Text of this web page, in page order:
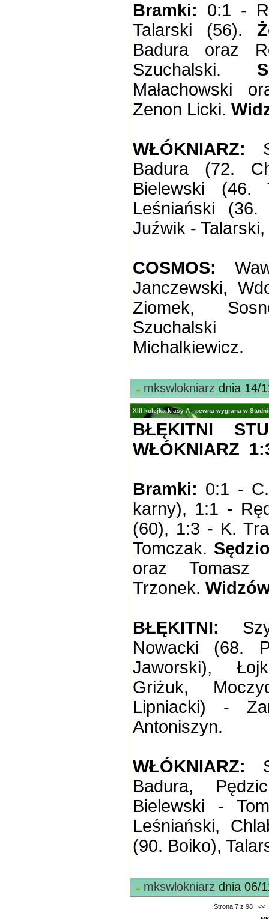
Bramki: 0:1 -
Talarski (56).
Badura oraz
Szuchalski.
Małachowski
Zenon Licki.
WŁÓKNIARZ:
Badura (72.
Bielewski
Leśniański
Juźwik -
COSMOS:
Janczewski,
Ziomek,
Michalkiewicz.
mkswlokniarz dnia 14/
XIII kolejka klasy A - pewna wygrana w
BŁĘKITNI
WŁÓKNIARZ
Bramki: 0:1 -
karny), 1:1 -
(60), 1:3 - K.
Tomczak.
oraz Tomasz
Trzonek.
BŁĘKITNI:
Nowacki (68.
Jaworski),
Griżuk,
Lipniacki) -
Antoniszyn.
WŁÓKNIARZ:
Badura,
Bielewski -
Leśniański,
(90. Boiko),
mkswlokniarz dnia 06/
Strona 7 z 98 <<